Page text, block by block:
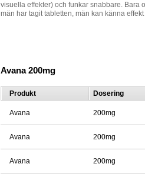
visuella effekter) och funkar snabbare. Bara
män har tagit tabletten, män kan känna effekt
Avana 200mg
Produkt Dosering
Avana 200mg
Avana 200mg
Avana 200mg